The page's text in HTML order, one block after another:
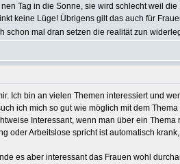
Tag in die Sonne, sie wird schlecht weil die
keine Lüge! Übrigens gilt das auch für
schon mal dran setzen die realität zun
Ich bin an vielen Themen interessiert und
ich mich so gut wie möglich mit dem
Interessant, wenn man über ein Thema
oder Arbeitslose spricht ist automatisch
es aber interessant das Frauen wohl